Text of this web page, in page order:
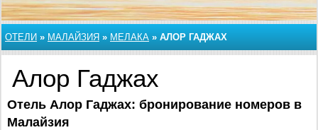
ОТЕЛИ » МАЛАЙЗИЯ » МЕЛАКА » АЛОР ГАДЖАХ
Алор Гаджах
Отель Алор Гаджах: бронирование номеров в
Малайзия